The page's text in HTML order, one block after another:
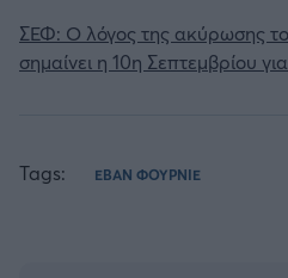
ΣΕΦ: Ο λόγος της ακύρωσης
σημαίνει η 10η Σεπτεμβρίου
Tags: ΕΒΑΝ ΦΟΥΡΝΙΕ